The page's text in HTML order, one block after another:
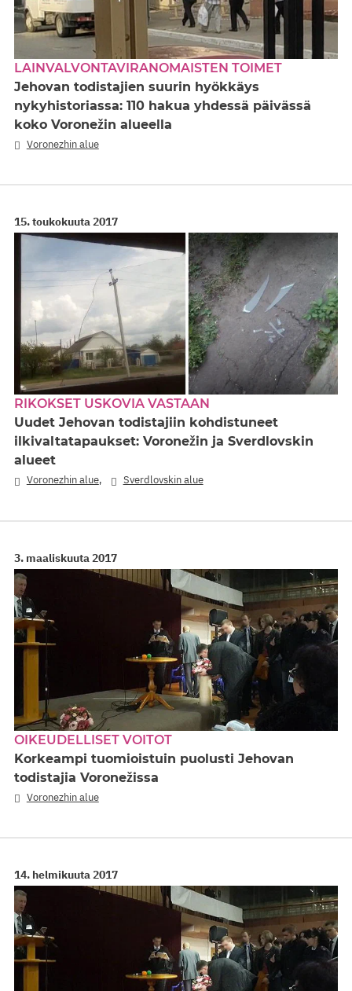
LAINVALVONTAVIRANOMAISTEN TOIMET
Jehovan todistajien suurin hyökkäys
nykyhistoriassa: 110 hakua yhdessä päivässä
koko Voronežin alueella
Voronezhin alue
15. toukokuuta 2017
RIKOKSET USKOVIA VASTAAN
Uudet Jehovan todistajiin kohdistuneet
ilkivaltatapaukset: Voronežin ja Sverdlovskin
alueet
Voronezhin alue, Sverdlovskin alue
3. maaliskuuta 2017
OIKEUDELLISET VOITOT
Korkeampi tuomioistuin puolusti Jehovan
todistajia Voronežissa
Voronezhin alue
14. helmikuuta 2017